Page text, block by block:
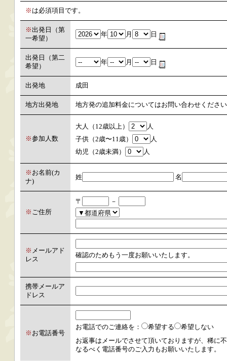
※ は必須項目です。
※出発日（第
一希望）
年 月 日
出発日（第二
希望）
年 月 日
出発地 成田
地方出発地 地方発の追加料金についてはお問い合わせください
※参加人数
大人（12歳以上）
人
子供（2歳〜11歳）
人
幼児（2歳未満）
人
※ お名前(カ
ナ)
姓 名
※ ご住所
〒 －
※ メールアド
レス
確認のためもう一度お願いいたします。
携帯メールア
ドレス
※ お電話番号
お電話でのご連絡を： 希望する
希望しない
お返事はメールでさせて頂いておりますが、稀に
なるべく電話番号のご入力もお願いいたします。